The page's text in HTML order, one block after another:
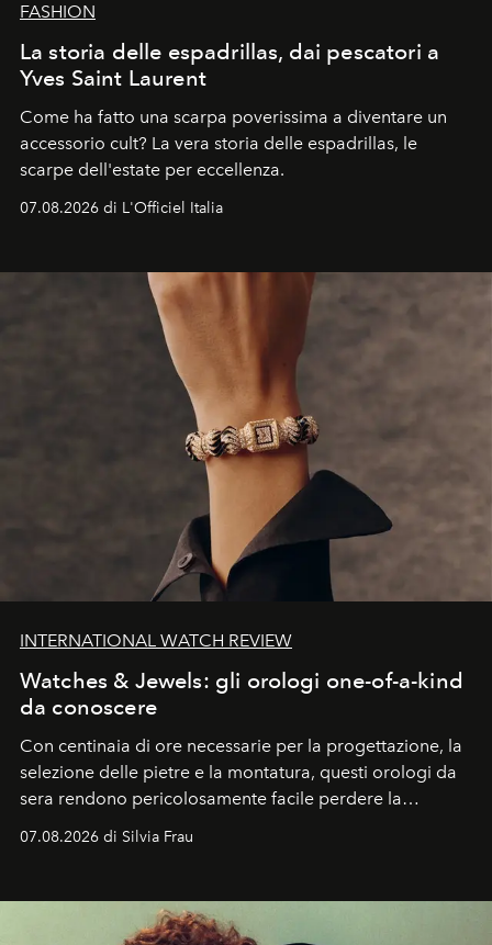
FASHION
La storia delle espadrillas, dai pescatori a
Yves Saint Laurent
Come ha fatto una scarpa poverissima a diventare un
accessorio cult? La vera storia delle espadrillas, le
scarpe dell'estate per eccellenza.
07.08.2026 di L'Officiel Italia
INTERNATIONAL WATCH REVIEW
Watches & Jewels: gli orologi one-of-a-kind
da conoscere
Con centinaia di ore necessarie per la progettazione, la
selezione delle pietre e la montatura, questi orologi da
sera rendono pericolosamente facile perdere la
cognizione del tempo. Ma con quadranti così
07.08.2026 di Silvia Frau